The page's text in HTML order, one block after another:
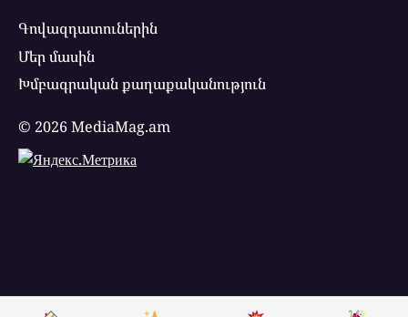
Գովազդատուներին
Մեր մասին
Խմբագրական քաղաքականություն
© 2026 MediaMag.am